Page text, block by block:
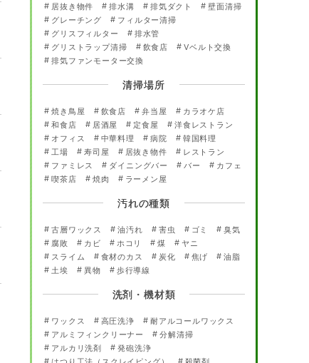
居抜き物件
排水溝 排気ダクト
壁面清掃
グレーチング
フィルター清掃
グリスフィルター
排水管
グリストラップ清掃
飲食店
Vベルト交換
排気ファンモーター交換
清掃場所
焼き鳥屋 飲食店 弁当屋
カラオケ店
和食店
居酒屋 定食屋
洋食レストラン
オフィス
中華料理 病院
韓国料理
工場
寿司屋 居抜き物件
レストラン
ファミレス
ダイニングバー バー
カフェ
喫茶店
焼肉 ラーメン屋
汚れの種類
古層ワックス 油汚れ 害虫 ゴミ
臭気
腐敗
カビ ホコリ 煤
ヤニ
スライム
食材のカス 炭化 焦げ
油脂
土埃
異物 歩行導線
洗剤・機材類
ワックス 高圧洗浄
耐アルコールワックス
アルミフィンクリーナー
分解清掃
アルカリ洗剤
発砲洗浄